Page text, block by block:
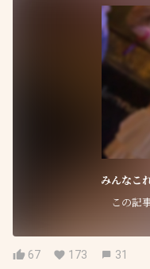
みんなこ
この記
67 173 31